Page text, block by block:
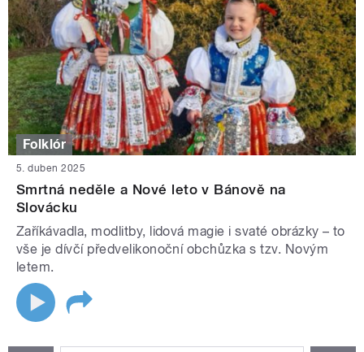
Folklór
5. duben 2025
Smrtná neděle a Nové leto v Bánově na
Slovácku
Zaříkávadla, modlitby, lidová magie i svaté obrázky – to
vše je dívčí předvelikonoční obchůzka s tzv. Novým
letem.